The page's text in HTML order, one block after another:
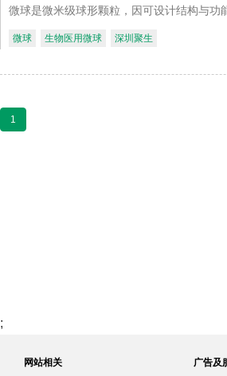
微球是微米级球形颗粒，因可设计结构与
微球 生物医用微球 深圳聚生
1
;
网站相关 广告及